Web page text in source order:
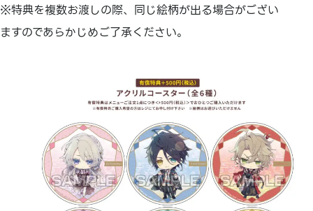
※特典を複数お渡しの際、同じ絵柄が出る場合がござい
ますのであらかじめご了承ください。